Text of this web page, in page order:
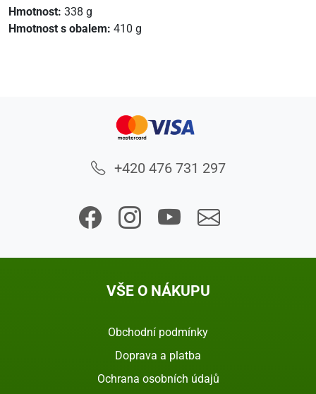
Hmotnost: 338 g
Hmotnost s obalem: 410 g
+420 476 731 297
VŠE O NÁKUPU
Obchodní podmínky
Doprava a platba
Ochrana osobních údajů